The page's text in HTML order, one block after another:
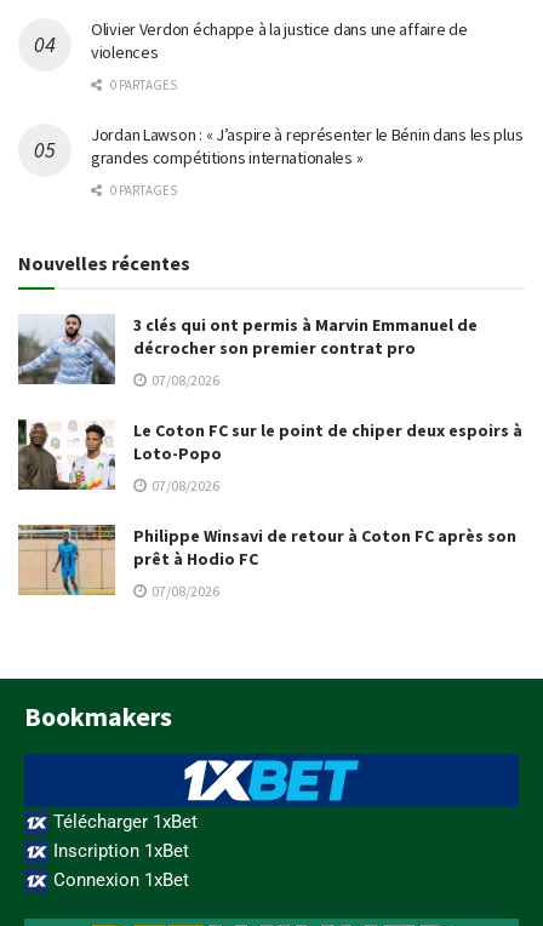
Olivier Verdon échappe à la justice dans une affaire de
violences
0 PARTAGES
Jordan Lawson : « J’aspire à représenter le Bénin dans les plus
grandes compétitions internationales »
0 PARTAGES
Nouvelles récentes
3 clés qui ont permis à Marvin Emmanuel de
décrocher son premier contrat pro
07/08/2026
Le Coton FC sur le point de chiper deux espoirs à
Loto-Popo
07/08/2026
Philippe Winsavi de retour à Coton FC après son
prêt à Hodio FC
07/08/2026
Bookmakers
Télécharger 1xBet
Inscription 1xBet
Connexion 1xBet